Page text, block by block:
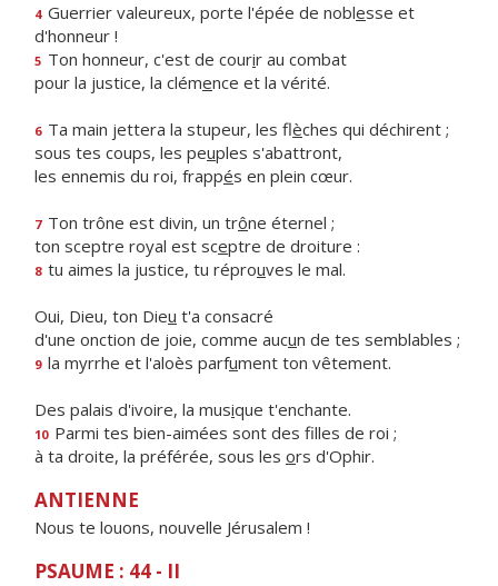
4 Guerrier valeureux, porte l'épée de noblesse et
d'honneur !
5 Ton honneur, c'est de courir au combat
pour la justice, la clémence et la vérité.
6 Ta main jettera la stupeur, les flèches qui déchirent ;
sous tes coups, les peuples s'abattront,
les ennemis du roi, frappés en plein cœur.
7 Ton trône est divin, un trône éternel ;
ton sceptre royal est sceptre de droiture :
8 tu aimes la justice, tu réprouves le mal.
Oui, Dieu, ton Dieu t'a consacré
d'une onction de joie, comme aucun de tes semblables ;
9 la myrrhe et l'aloès parfument ton vêtement.
Des palais d'ivoire, la musique t'enchante.
10 Parmi tes bien-aimées sont des flles de roi ;
à ta droite, la préférée, sous les ors d'Ophir.
ANTIENNE
Nous te louons, nouvelle Jérusalem !
PSAUME : 44 - II